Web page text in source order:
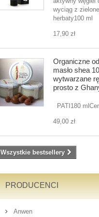
wyciąg z
herbaty100 ml
17,90 zł
Organiczne
masło shea
wytwarzane
prosto z
PATI180
49,00 zł
Wszystkie bestsellery
PRODUCENCI
Anwen